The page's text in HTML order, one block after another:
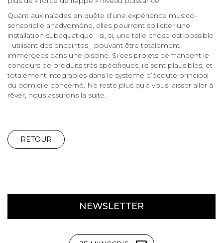
Quant aux naïades en quête d’une expérience musico-
sensorielle anadyomène, elles pourront solliciter une
installation subaquatique - si, si, une telle chose est possible
- utilisant des enceintes pouvant être totalement
immergées dans une piscine. Si ces projets demandent le
concours de produits très spécifiques, ils sont plausibles, et
totalement intégrables dans le système d’écoute principal
du domicile concerné. Ne reste plus qu’à vous laisser aller à
rêver, nous assurons la suite.
RETOUR
NEWSLETTER